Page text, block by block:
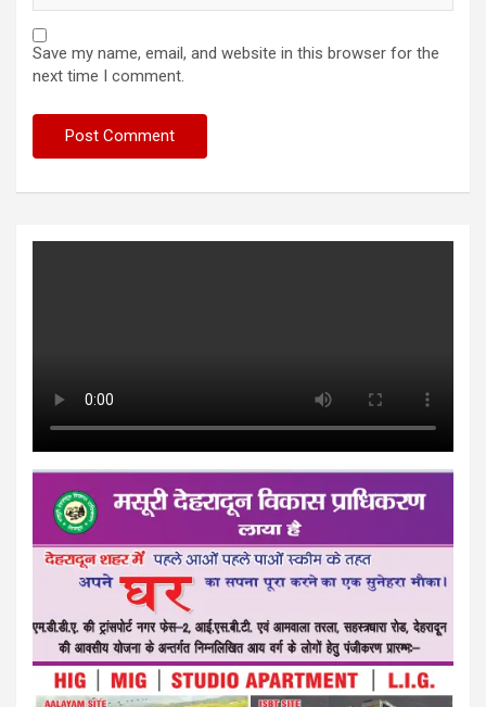
Save my name, email, and website in this browser for the
next time I comment.